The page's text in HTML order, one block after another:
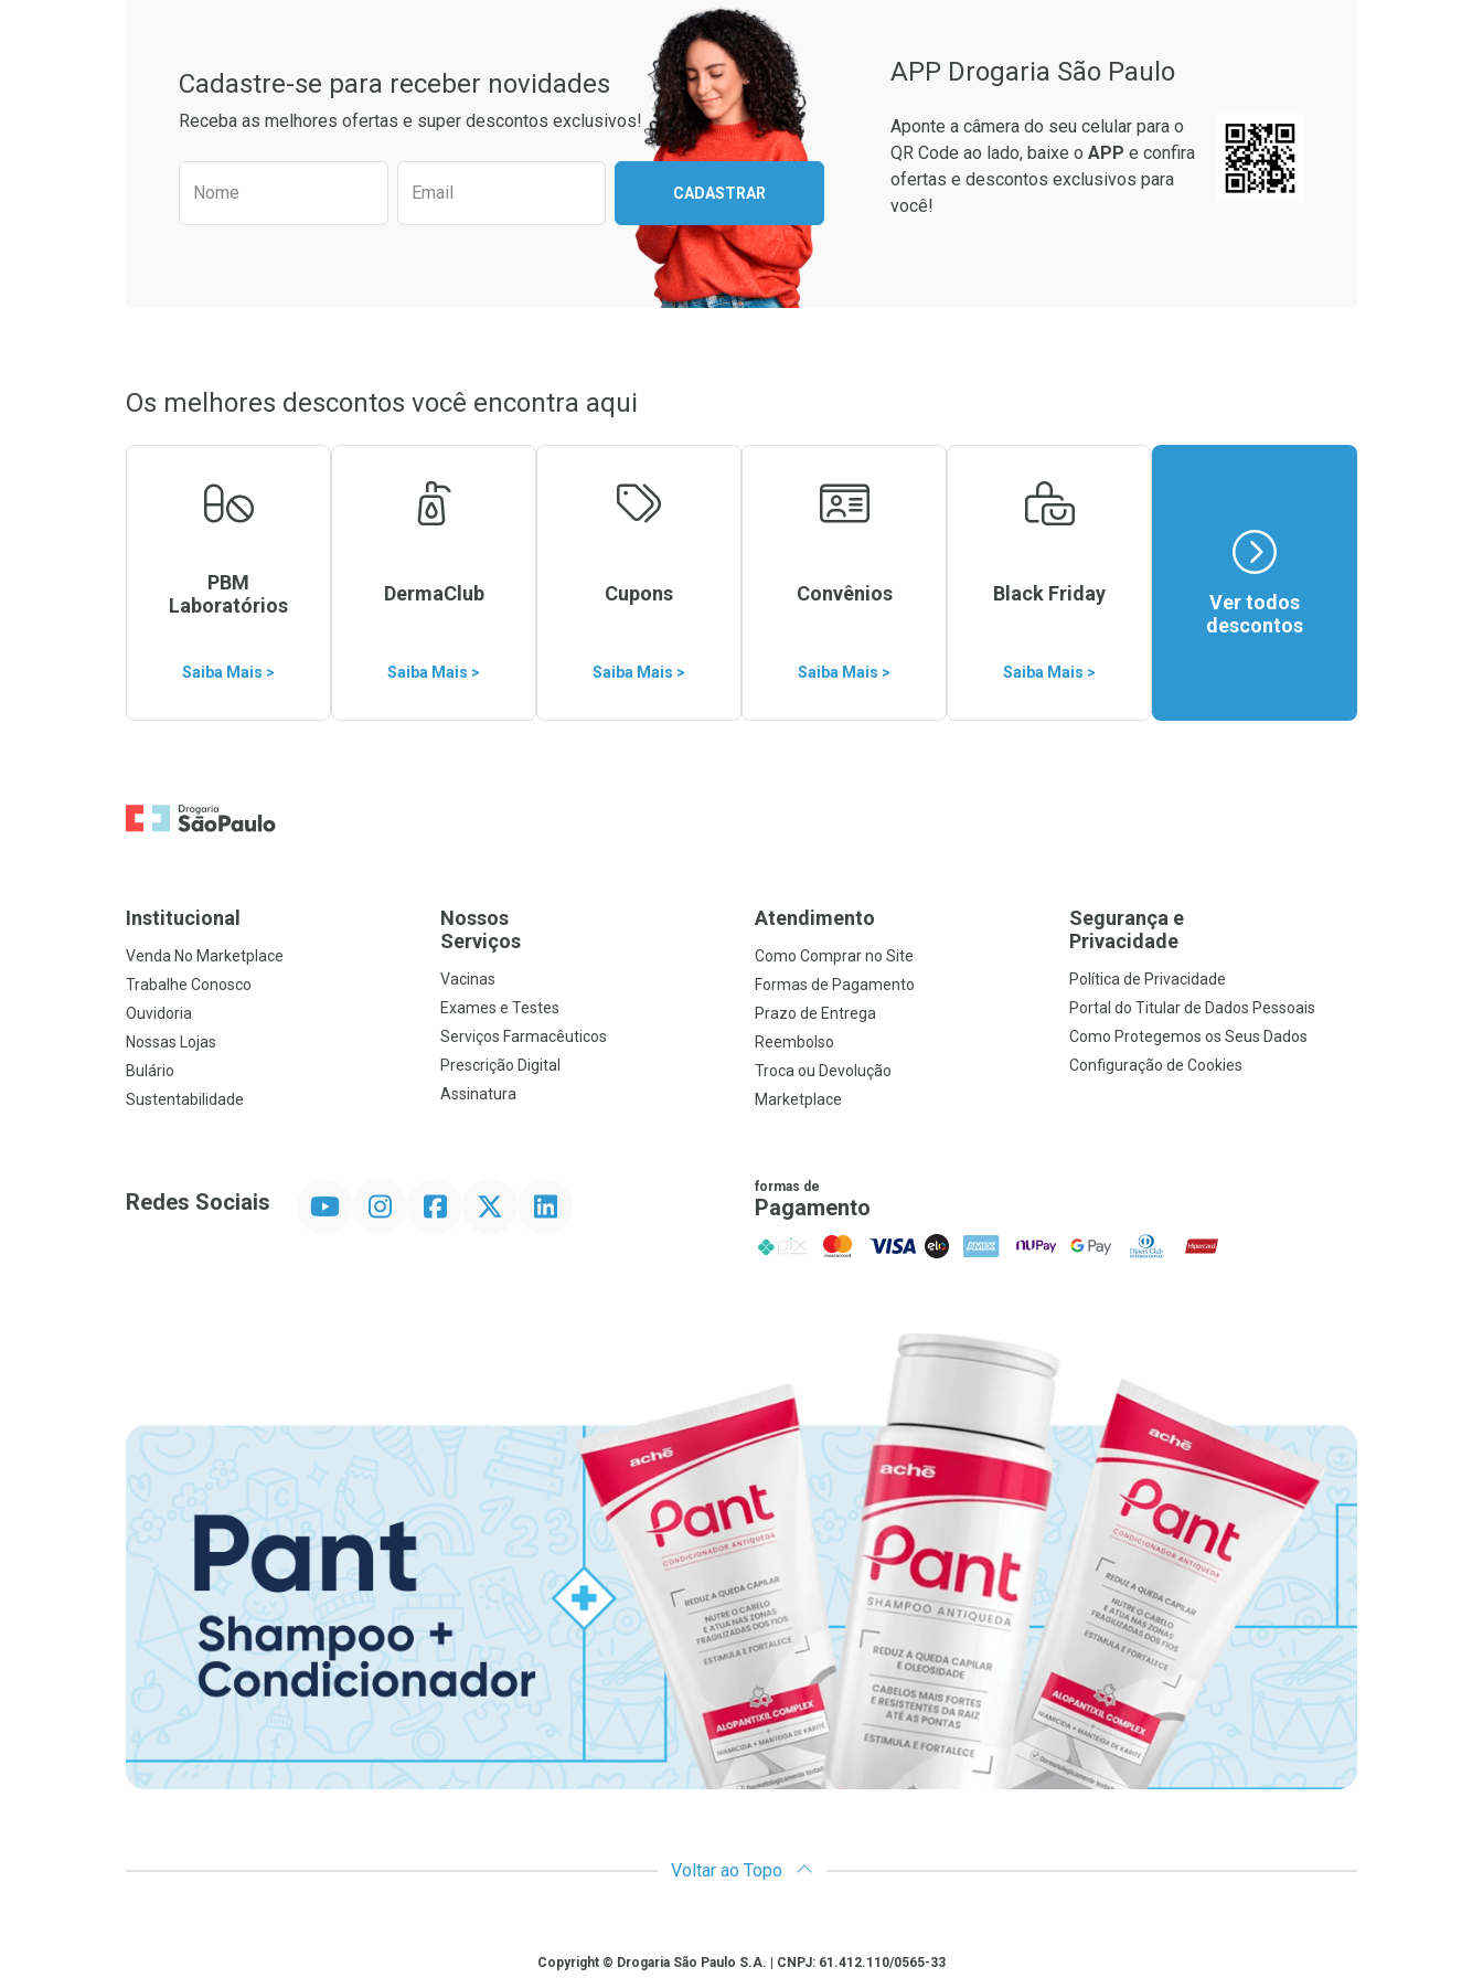
Ativar Desconto
Cadastre-se para receber novidades
Receba as melhores ofertas e super descontos exclusivos!
Preencha o formulário abaixo para receber as melhores ofertas:
Nome Email CADASTRAR
APP Drogaria São Paulo
Aponte a câmera do seu celular para o
QR Code ao lado, baixe o APP e confira
ofertas e descontos exclusivos para
você!
Os melhores descontos você encontra aqui
PBM
Laboratórios
Saiba Mais >
DermaClub
Saiba Mais >
Cupons
Saiba Mais >
Convênios
Saiba Mais >
Black Friday
Saiba Mais >
Ver todos
descontos
Ir para a Home
Institucional
Venda No Marketplace
Trabalhe Conosco
Ouvidoria
Nossas Lojas
Bulário
Sustentabilidade
Nossos
Serviços
Vacinas
Exames e Testes
Serviços Farmacêuticos
Prescrição Digital
Assinatura
Atendimento
Como Comprar no Site
Formas de Pagamento
Prazo de Entrega
Reembolso
Troca ou Devolução
Marketplace
Segurança e
Privacidade
Política de Privacidade
Portal do Titular de Dados Pessoais
Como Protegemos os Seus Dados
Configuração de Cookies
Redes Sociais InstagramFacebookTwitter Linkedin formas de
Pagamento
PIX MasterCard
VISA ELO AMEX NuPay Google PayDiners ClubHipercard
Voltar ao Topo
Copyright © Drogaria São Paulo S.A. | CNPJ: 61.412.110/0565-33